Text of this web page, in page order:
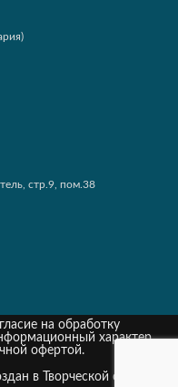
стр.9, пом.38
на обработку
характер,
офертой.
в Творческой студии